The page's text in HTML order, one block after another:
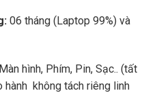
06 tháng (Laptop 99%) và
hình, Phím, Pin, Sạc.. (tất
hành không tách riêng linh